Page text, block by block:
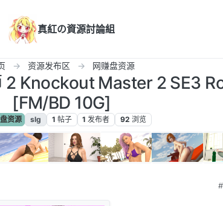
真紅の資源討論組
资源发布区 网赚盘资源
Knockout Master 2 SE3
[FM/BD 10G]
资源 slg 1 帖子 1 发布者 92 浏览